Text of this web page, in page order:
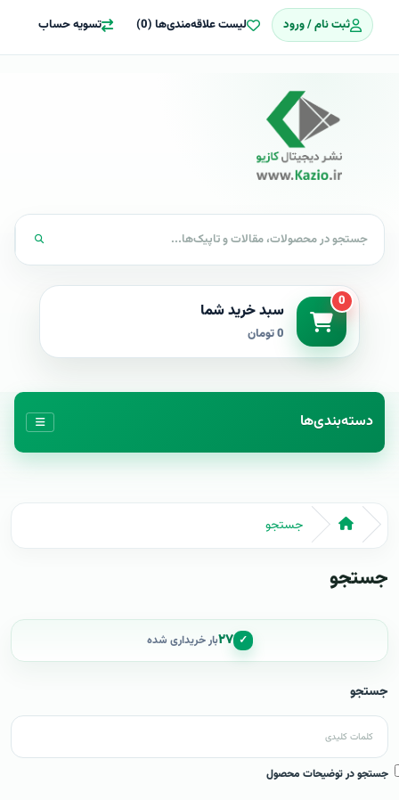
ثبت نام / ورود لیست علاقه‌مندی‌ها (0) تسویه حساب
0 سبد خرید شما
0 تومان
دسته‌بندی‌ها
جستجو
جستجو
✓ ۲۷بار خریداری شده
جستجو
جستجو در توضیحات محصول